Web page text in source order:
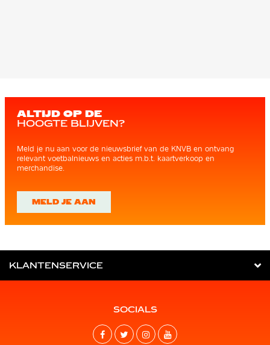
ALTIJD OP DE
HOOGTE BLIJVEN?
Meld je nu aan voor de nieuwsbrief van de KNVB en ontvang
relevant voetbalnieuws en acties m.b.t. kaartverkoop en
merchandise.
MELD JE AAN
KLANTENSERVICE
SOCIALS